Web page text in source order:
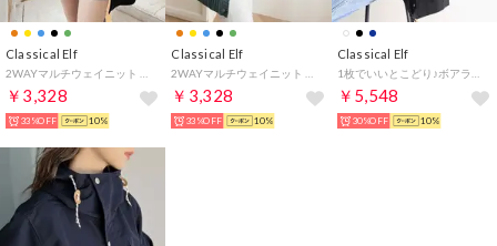
Classical Elf
￥3,328
33%OFF 10%
Classical Elf
￥3,328
33%OFF 10%
Classical Elf
￥5,548
30%OFF 10%